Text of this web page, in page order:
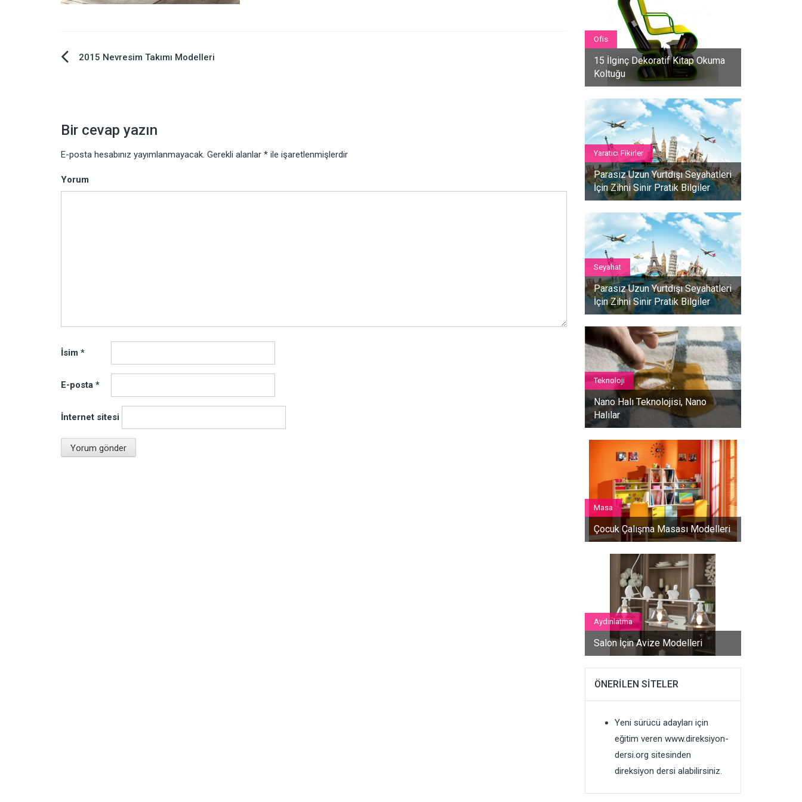
2015 Nevresim Takımı Modelleri
Bir cevap yazın
E-posta hesabınız yayımlanmayacak. Gerekli alanlar * ile işaretlenmişlerdir
Yorum
İsim *
E-posta *
İnternet sitesi
Ofis
15 İlginç Dekoratif Kitap Okuma
Koltuğu
Yaratıcı Fikirler
Parasız Uzun Yurtdışı Seyahatleri
İçin Zihni Sinir Pratik Bilgiler
Seyahat
Parasız Uzun Yurtdışı Seyahatleri
İçin Zihni Sinir Pratik Bilgiler
Teknoloji
Nano Halı Teknolojisi, Nano
Halılar
Masa
Çocuk Çalışma Masası Modelleri
Aydınlatma
Salon İçin Avize Modelleri
ÖNERILEN SITELER
Yeni sürücü adayları için
eğitim veren www.direksiyon-
dersi.org sitesinden
direksiyon dersi alabilirsiniz.